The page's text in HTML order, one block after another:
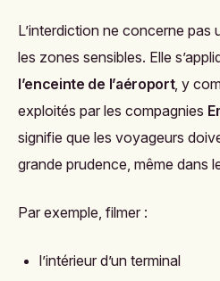
L’interdiction ne concerne pas
les zones sensibles. Elle
l’enceinte de l’aéroport, y
exploités par les compagnies
signifie que les voyageurs
grande prudence, même dans
Par exemple, filmer :
l’intérieur d’un terminal